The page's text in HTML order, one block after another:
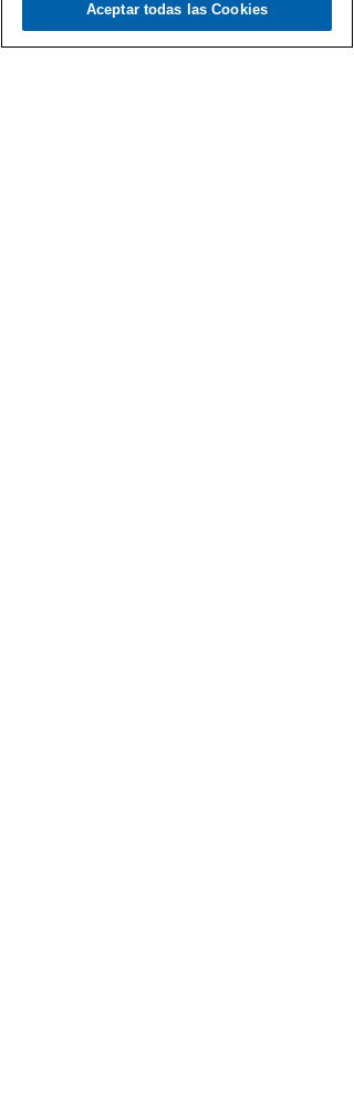
Hispavox, un sello con Gen Dro
Aceptar todas las Cookies